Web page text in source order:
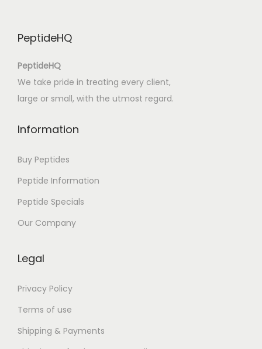
PeptideHQ
PeptideHQ
We take pride in treating every client,
large or small, with the utmost regard.
Information
Buy Peptides
Peptide Information
Peptide Specials
Our Company
Legal
Privacy Policy
Terms of use
Shipping & Payments